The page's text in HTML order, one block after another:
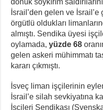
dönük soykırım
İsrail’den gelen ve
örgütlü oldukları
almıştı. Sendika üyesi
oylamada,yüzde 68
gelen askeri mühimmatı
kararı çıkmıştı.
İsveç liman işçilerinin
İsrail’e silah sevkiyatına
İşçileri Sendikası